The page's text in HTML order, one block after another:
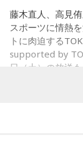
コーナー後には
には、田村がイ
ンディング曲の
ブになれた。確
うやって向き合
藤木直人、高見
スポーツに情熱
トに肉迫する
supported by
日（土）の放送
本代表の福田正
カップ26（以下